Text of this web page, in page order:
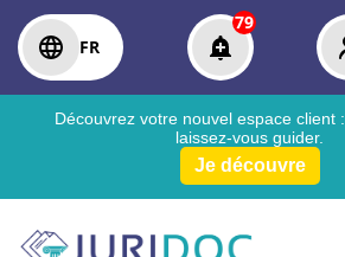
FR
79
Découvrez votre nouvel espace client :
laissez-vous guider.
Je découvre